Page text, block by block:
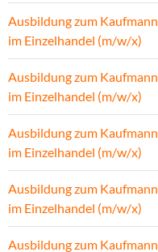
Ausbildung zum Kaufmann
im Einzelhandel (m/w/x)
Ausbildung zum Kaufmann
im Einzelhandel (m/w/x)
Ausbildung zum Kaufmann
im Einzelhandel (m/w/x)
Ausbildung zum Kaufmann
im Einzelhandel (m/w/x)
Ausbildung zum Kaufmann